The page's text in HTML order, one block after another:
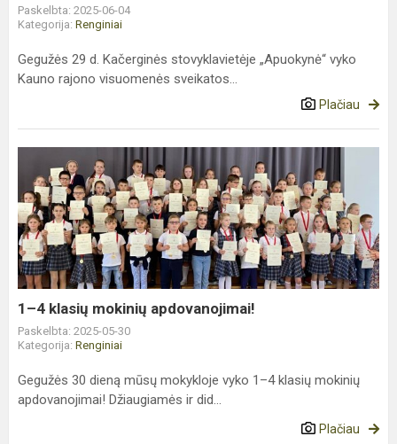
Paskelbta: 2025-06-04
Kategorija: Renginiai
Gegužės 29 d. Kačerginės stovyklavietėje „Apuokynė“ vyko
Kauno rajono visuomenės sveikatos...
Plačiau
klasių
mokinių
apdovanojimai!
1–4 klasių mokinių apdovanojimai!
Paskelbta: 2025-05-30
Kategorija: Renginiai
Gegužės 30 dieną mūsų mokykloje vyko 1–4 klasių mokinių
apdovanojimai! Džiaugiamės ir did...
Plačiau